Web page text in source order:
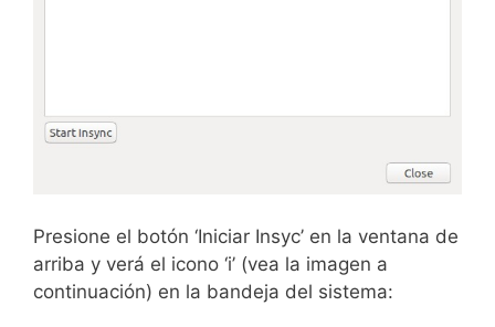
Presione el botón ‘Iniciar Insyc’ en la ventana de
arriba y verá el icono ‘i’ (vea la imagen a
continuación) en la bandeja del sistema: